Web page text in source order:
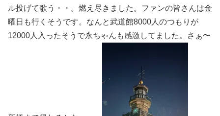
ル投げて歌う・・。燃え尽きました。ファンの皆さんは金
曜日も行くそうです。なんと武道館8000人のつもりが
12000人入ったそうで永ちゃんも感激してました。さぁ〜